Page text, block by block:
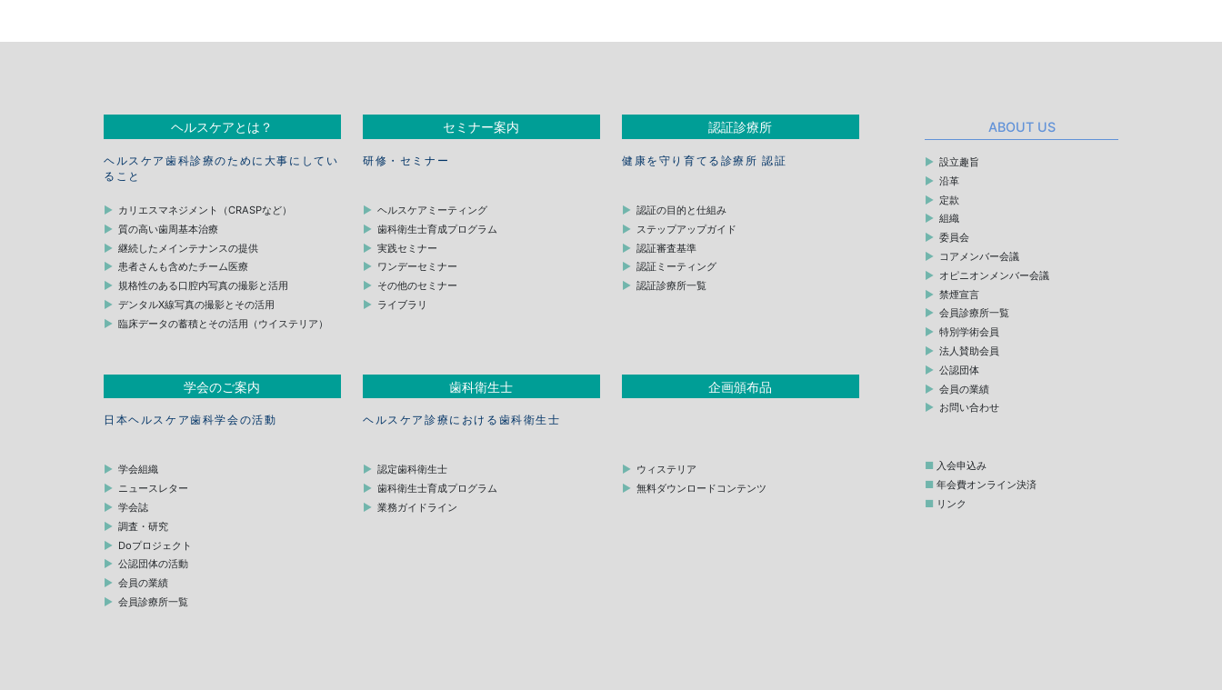
ヘルスケアとは？
ヘルスケア歯科診療のために大事にしてい
ること
カリエスマネジメント（CRASPなど）
質の高い歯周基本治療
継続したメインテナンスの提供
患者さんも含めたチーム医療
規格性のある口腔内写真の撮影と活用
デンタルX線写真の撮影とその活用
臨床データの蓄積とその活用（ウイステリア）
セミナー案内
研修・セミナー
ヘルスケアミーティング
歯科衛生士育成プログラム
実践セミナー
ワンデーセミナー
その他のセミナー
ライブラリ
認証診療所
健康を守り育てる診療所 認証
認証の目的と仕組み
ステップアップガイド
認証審査基準
認証ミーティング
認証診療所一覧
学会のご案内
日本ヘルスケア歯科学会の活動
学会組織
ニュースレター
学会誌
調査・研究
Doプロジェクト
公認団体の活動
会員の業績
会員診療所一覧
歯科衛生士
ヘルスケア診療における歯科衛生士
認定歯科衛生士
歯科衛生士育成プログラム
業務ガイドライン
企画頒布品
ウィステリア
無料ダウンロードコンテンツ
ABOUT US
設立趣旨
沿革
定款
組織
委員会
コアメンバー会議
オピニオンメンバー会議
禁煙宣言
会員診療所一覧
特別学術会員
法人賛助会員
公認団体
会員の業績
お問い合わせ
入会申込み
年会費オンライン決済
リンク